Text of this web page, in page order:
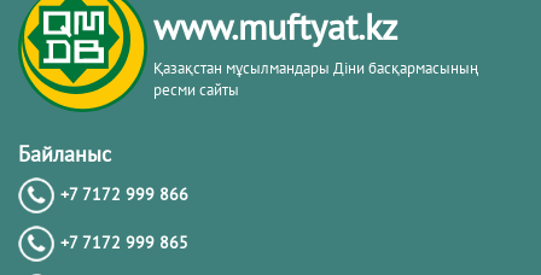
www.muftyat.kz
Қазақстан мұсылмандары Діни басқармасының
ресми сайты
Байланыс
+7 7172 999 866
+7 7172 999 865